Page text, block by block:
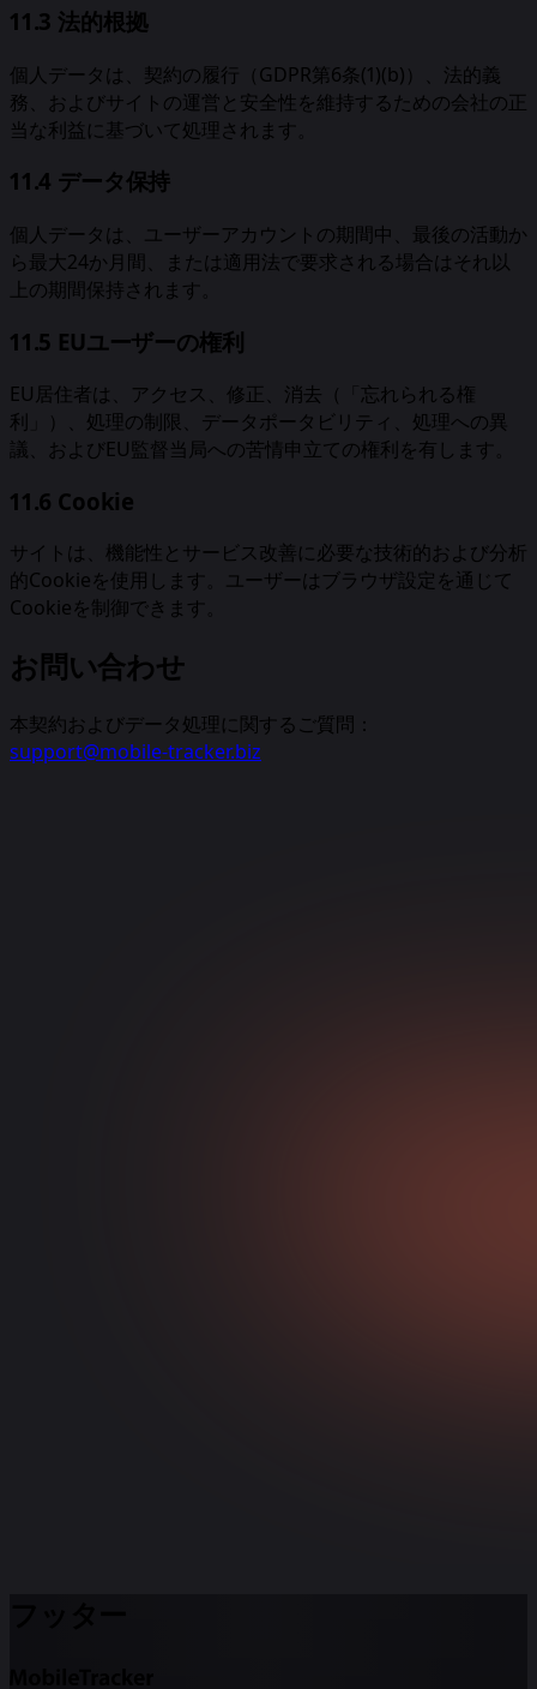
11.3 法的根拠
個人データは、契約の履行（GDPR第6条(1)(b)）、法的義
務、およびサイトの運営と安全性を維持するための会社の正
当な利益に基づいて処理されます。
11.4 データ保持
個人データは、ユーザーアカウントの期間中、最後の活動か
ら最大24か月間、または適用法で要求される場合はそれ以
上の期間保持されます。
11.5 EUユーザーの権利
EU居住者は、アクセス、修正、消去（「忘れられる権
利」）、処理の制限、データポータビリティ、処理への異
議、およびEU監督当局への苦情申立ての権利を有します。
11.6 Cookie
サイトは、機能性とサービス改善に必要な技術的および分析
的Cookieを使用します。ユーザーはブラウザ設定を通じて
Cookieを制御できます。
お問い合わせ
本契約およびデータ処理に関するご質問：
support@mobile-tracker.biz